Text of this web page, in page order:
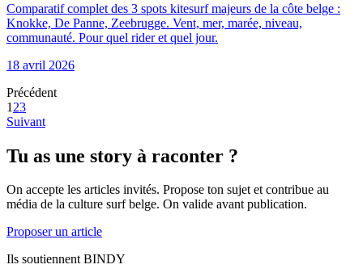
Comparatif complet des 3 spots kitesurf majeurs de la côte belge :
Knokke, De Panne, Zeebrugge. Vent, mer, marée, niveau,
communauté. Pour quel rider et quel jour.
18 avril 2026
Précédent
1 23
Suivant
Tu as une story à raconter ?
On accepte les articles invités. Propose ton sujet et contribue au
média de la culture surf belge. On valide avant publication.
Proposer un article
Ils soutiennent BINDY